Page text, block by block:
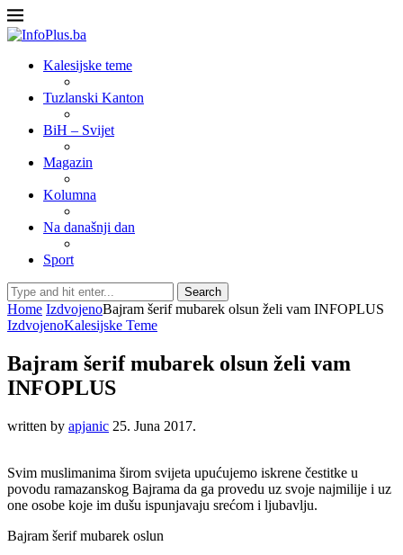
Kalesijske teme
Tuzlanski Kanton
BiH – Svijet
Magazin
Kolumna
Na današnji dan
Sport
Search
Home IzdvojenoBajram šerif mubarek olsun želi vam INFOPLUS
IzdvojenoKalesijske Teme
Bajram šerif mubarek olsun želi vam
INFOPLUS
written by apjanic 25. Juna 2017.
Svim muslimanima širom svijeta upućujemo iskrene čestitke u
povodu ramazanskog Bajrama da ga provedu uz svoje najmilije i uz
one osobe koje im dušu ispunjavaju srećom i ljubavlju.
Bajram šerif mubarek oslun